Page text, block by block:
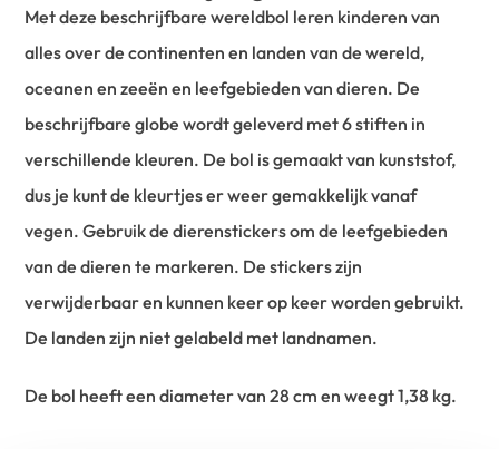
Met deze beschrijfbare wereldbol leren kinderen van
alles over de continenten en landen van de wereld,
oceanen en zeeën en leefgebieden van dieren. De
beschrijfbare globe wordt geleverd met 6 stiften in
verschillende kleuren. De bol is gemaakt van kunststof,
dus je kunt de kleurtjes er weer gemakkelijk vanaf
vegen. Gebruik de dierenstickers om de leefgebieden
van de dieren te markeren. De stickers zijn
verwijderbaar en kunnen keer op keer worden gebruikt.
De landen zijn niet gelabeld met landnamen.
De bol heeft een diameter van 28 cm en weegt 1,38 kg.